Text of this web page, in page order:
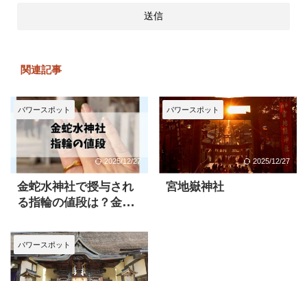
関連記事
パワースポット
2025/12/27
金蛇水神社で授与され
る指輪の値段は？金運
パワースポット
2025/12/27
宮地嶽神社
パワースポット